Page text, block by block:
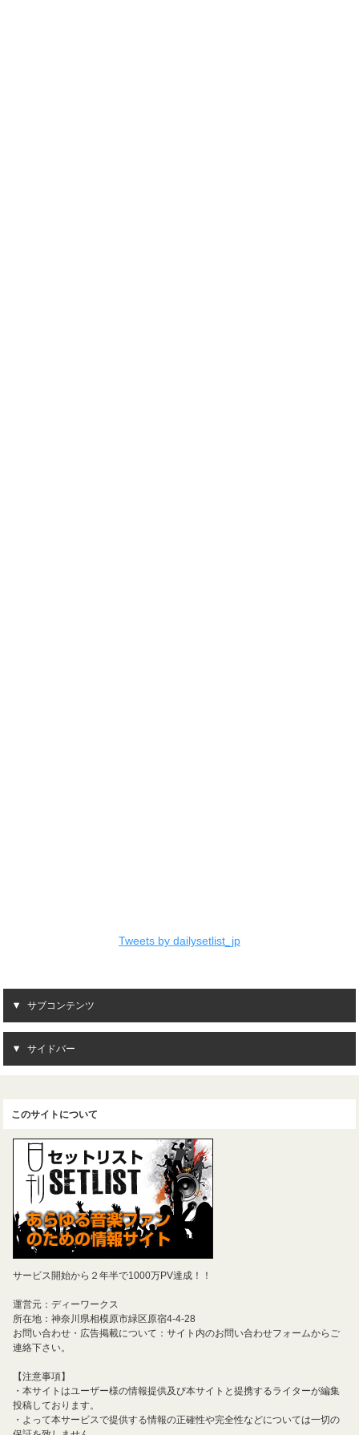
Tweets by dailysetlist_jp
サブコンテンツ
サイドバー
このサイトについて
サービス開始から２年半で1000万PV達成！！
運営元：ディーワークス
所在地：神奈川県相模原市緑区原宿4-4-28
お問い合わせ・広告掲載について：サイト内のお問い合わせフォームからご
連絡下さい。
【注意事項】
・本サイトはユーザー様の情報提供及び本サイトと提携するライターが編集
投稿しております。
・よって本サービスで提供する情報の正確性や完全性などについては一切の